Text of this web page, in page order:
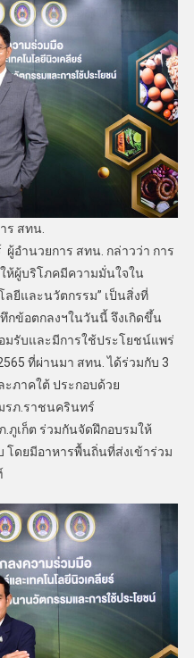
ร สทน.
นวยการ สทน. กล่าวว่า การ
ห้ผู้บริโภคมีความมั่นใจใน
ยีและนวัตกรรม” เป็นสิ่งที่
ข้อตกลงฯในวันนี้ จึงเกิดขึ้น
มรับและมีการใช้ประโยชน์แพร่
ที่ผ่านมา สทน. ได้ร่วมกับ 3
ภาคใต้ ประกอบด้วย
รภ.ราชนครินทร์
เก็ต ร่วมกันจัดฝึกอบรมให้
โดยมีอาหารพื้นถิ่นที่ส่งเข้าร่วม